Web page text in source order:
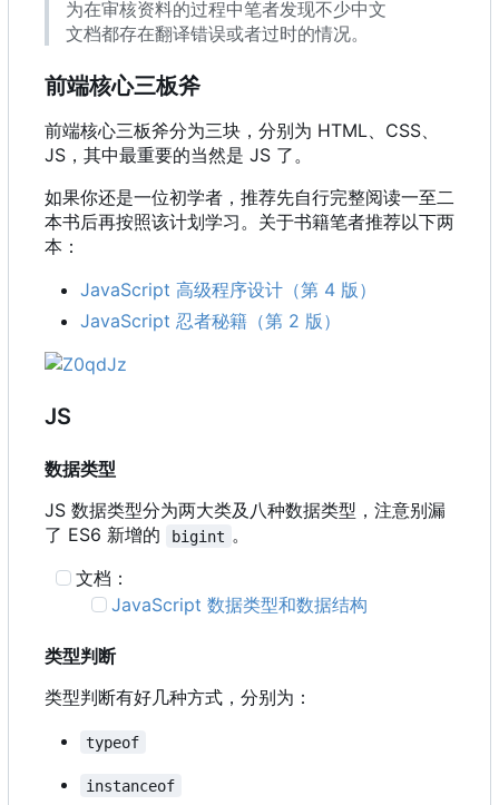
为在审核资料的过程中笔者发现不少中文
文档都存在翻译错误或者过时的情况。
前端核心三板斧
前端核心三板斧分为三块，分别为 HTML、CSS、
JS ， 其中最重要的当然是 JS 了。
如果你还是一位初学者，推荐先自行完整阅读一至二
本书后再按照该计划学习。关于书籍笔者推荐以下两
本：
JavaScript 高级程序设计（第 4 版）
JavaScript 忍者秘籍（第 2 版）
JS
数据类型
JS 数据类型分为两大类及八种数据类型，注意别漏
了 ES6 新增的
bigint 。
文档：
JavaScript 数据类型和数据结构
类型判断
类型判断有好几种方式，分别为：
typeof
instanceof